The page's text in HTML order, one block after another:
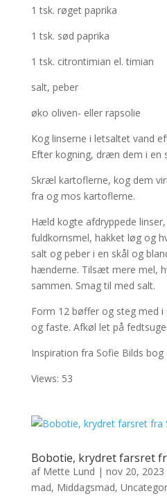
1 tsk. røget paprika
1 tsk. sød paprika
1 tsk. citrontimian el. timian
salt, peber
øko oliven- eller rapsolie
Kog linserne i letsaltet vand
Efter kogning, dræn dem i en
Skræl kartoflerne, kog dem
fra og mos kartoflerne.
Hæld kogte afdryppede
fuldkornsmel, hakket løg og
salt og peber i en skål og
hænderne. Tilsæt mere mel,
sammen. Smag til med salt.
Form 12 bøffer og steg med
og faste. Afkøl let på
Inspiration fra Sofie Bilds
Views: 53
Bobotie, krydret farsret
af Mette Lund | nov 20, 2023
mad, Middagsmad,